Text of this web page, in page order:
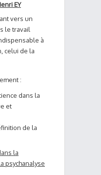
EY
vers un
le travail
à
celui de la
:
dans la
et
de la
la
psychanalyse